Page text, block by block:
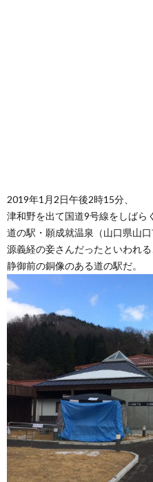
2019年1月2日午後2時15分、
津和野を出て国道9号線をしば
道の駅・願成就温泉（山口県山口
源義経の妾さんだったといわれる
静御前の銅像のある道の駅だ。